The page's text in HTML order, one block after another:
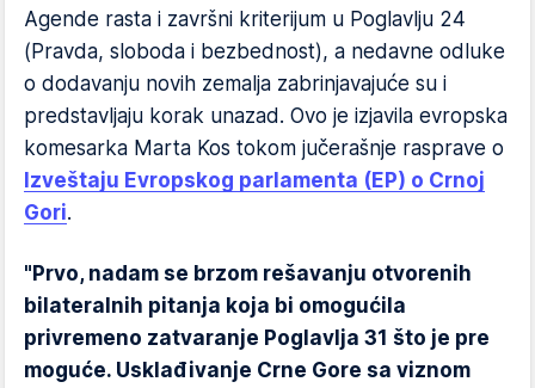
Agende rasta i završni kriterijum u Poglavlju 24
(Pravda, sloboda i bezbednost), a nedavne odluke
o dodavanju novih zemalja zabrinjavajuće su i
predstavljaju korak unazad. Ovo je izjavila evropska
komesarka Marta Kos tokom jučerašnje rasprave o
Izveštaju Evropskog parlamenta (EP) o Crnoj
Gori.
"Prvo, nadam se brzom rešavanju otvorenih
bilateralnih pitanja koja bi omogućila
privremeno zatvaranje Poglavlja 31 što je pre
moguće. Usklađivanje Crne Gore sa viznom